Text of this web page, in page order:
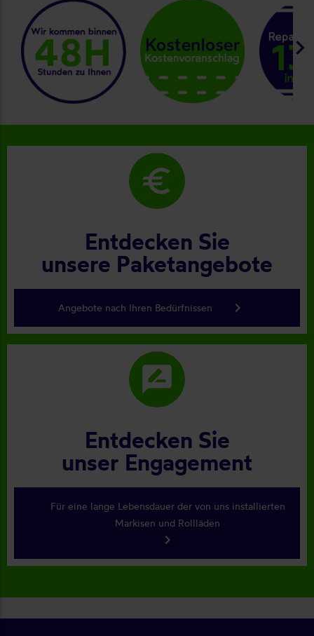
keyboard_arrow_right
euro
Entdecken Sie
unsere Paketangebote
Angebote nach Ihren Bedürfnissen keyboard_arrow_right
rate_review
Entdecken Sie
unser Engagement
Für eine lange Lebensdauer der von uns installierten
Markisen und Rollläden
keyboard_arrow_right